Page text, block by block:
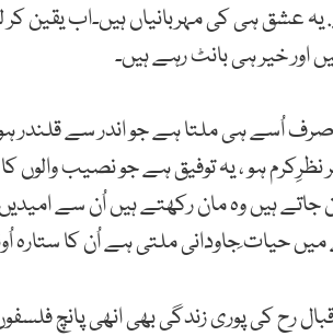
عشق ہی کی مہربانیاں ہیں۔اب یقین
اور خیر ہی بانٹ رہے ہیں۔
اُسے ہی ملتا ہے جو اندر سے قلندر
ہو ، یہ توفیق ہے جو نصیب والوں
ہیں وہ مان رکھتے ہیں اُن سے
حیات ِجاودانی ملتی ہے اُن کا ستارہ
رح کی پوری زندگی بھی انھی پانچ